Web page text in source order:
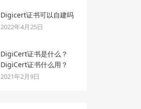
Digicert证书可以自建吗
2022年4月25日
DigiCert证书是什么？
DigiCert证书什么用？
2021年2月9日